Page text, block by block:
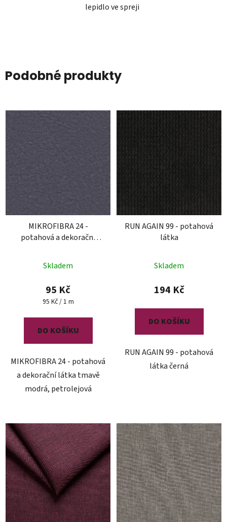
lepidlo ve spreji
Podobné produkty
MIKROFIBRA 24 -
potahová a dekorační
Skladem
95 Kč
Měrná
95 Kč / 1 m
DO KOŠÍKU
MIKROFIBRA 24 - potahová
a dekorační látka tmavě
modrá, petrolejová
RUN AGAIN 99 - potahová
látka
Skladem
194 Kč
DO KOŠÍKU
RUN AGAIN 99 - potahová
látka černá